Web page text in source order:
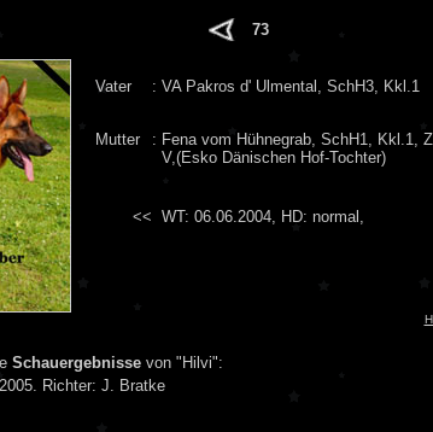
73
Vater : VA Pakros d' Ulmental, SchH3, Kkl.1
Mutter : Fena vom Hühnegrab, SchH1, Kkl.1,
V,(Esko Dänischen Hof-Tochter)
<< WT: 06.06.2004, HD: normal,
Schauergebnisse von "Hilvi":
Richter: J. Bratke